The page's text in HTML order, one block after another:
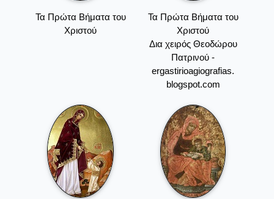
Τα Πρώτα Βήματα του
Χριστού
Τα Πρώτα Βήματα του
Χριστού
Δια χειρός Θεοδώρου
Πατρινού -
ergastirioagiografias.
blogspot.com